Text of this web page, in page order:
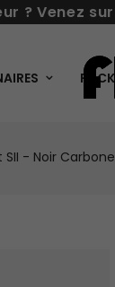
? Venez sur
PACKS
SII - Noir Carbone